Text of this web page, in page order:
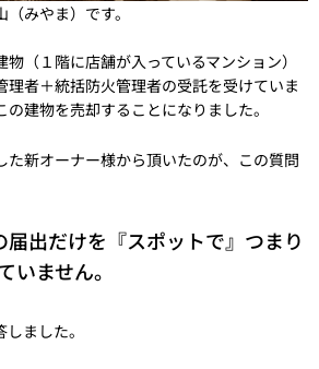
みやま）です。
（１階に店舗が入っているマンション）
理者＋統括防火管理者の受託を受けていま
建物を売却することになりました。
た新オーナー様から頂いたのが、この質問
届出だけを『スポットで』つまり
いません。
ました。